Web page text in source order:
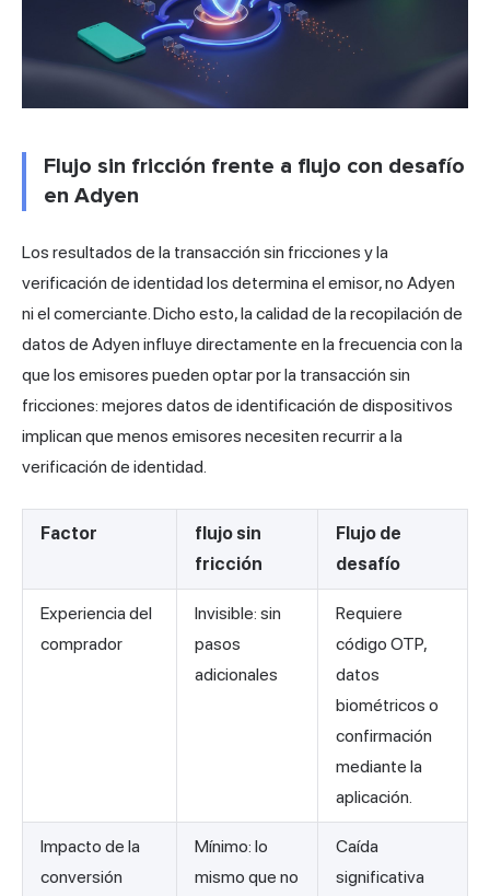
Flujo sin fricción frente a flujo con desafío
en Adyen
Los resultados de la transacción sin fricciones y la
verificación de identidad los determina el emisor, no Adyen
ni el comerciante. Dicho esto, la calidad de la recopilación de
datos de Adyen influye directamente en la frecuencia con la
que los emisores pueden optar por la transacción sin
fricciones: mejores datos de identificación de dispositivos
implican que menos emisores necesiten recurrir a la
verificación de identidad.
Factor
flujo sin
fricción
Flujo de
desafío
Experiencia del
comprador
Invisible: sin
pasos
adicionales
Requiere
código OTP,
datos
biométricos o
confirmación
mediante la
aplicación.
Impacto de la
conversión
Mínimo: lo
mismo que no
Caída
significativa